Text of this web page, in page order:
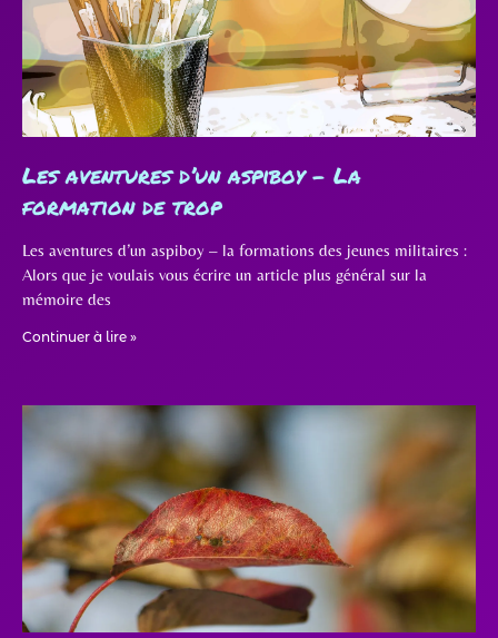
Les aventures d’un aspiboy – La
formation de trop
Les aventures d’un aspiboy – la formations des jeunes militaires :
Alors que je voulais vous écrire un article plus général sur la
mémoire des
Continuer à lire »